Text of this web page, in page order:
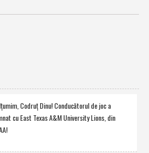
Codruţ Dinu! Conducătorul de joc a
cu East Texas A&M University Lions, din